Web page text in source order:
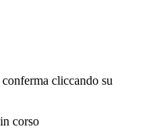
cliccando su
corso